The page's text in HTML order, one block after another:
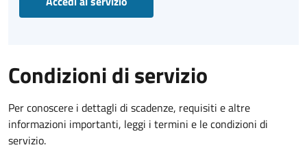
Condizioni di servizio
Per conoscere i dettagli di scadenze, requisiti e altre
informazioni importanti, leggi i termini e le condizioni di
servizio.